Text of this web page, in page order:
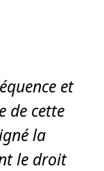
et
de cette
la
le droit